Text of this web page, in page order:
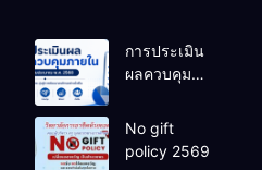
การประเมิน
ผลควบคุม
สถานศึกษา
งปม.2568
No gift
policy 2569